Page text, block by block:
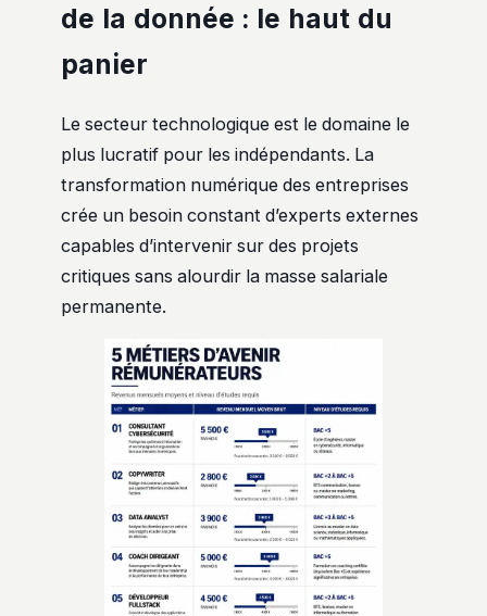
de la donnée : le haut du
panier
Le secteur technologique est le domaine le
plus lucratif pour les indépendants. La
transformation numérique des entreprises
crée un besoin constant d’experts externes
capables d’intervenir sur des projets
critiques sans alourdir la masse salariale
permanente.